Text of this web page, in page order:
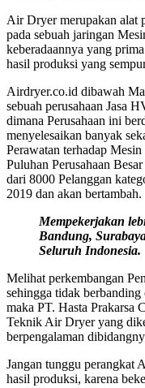
Air Dryer merupakan alat
pada sebuah jaringan
keberadaannya yang
hasil produksi yang
Airdryer.co.id dibawah
sebuah perusahaan Jasa
dimana Perusahaan ini
menyelesaikan banyak
Perawatan terhadap
Puluhan Perusahaan
dari 8000 Pelanggan
2019 dan akan bertambah.
Mempekerjakan
Bandung,
Seluruh Indonesia.
Melihat perkembangan
sehingga tidak
maka PT. Hasta Prakarsa
Teknik Air Dryer yang
berpengalaman
Jangan tunggu perangkat
hasil produksi, karena